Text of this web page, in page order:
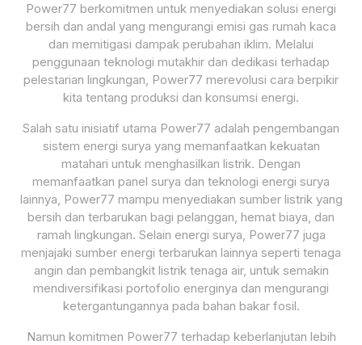
Power77 berkomitmen untuk menyediakan solusi energi
bersih dan andal yang mengurangi emisi gas rumah kaca
dan memitigasi dampak perubahan iklim. Melalui
penggunaan teknologi mutakhir dan dedikasi terhadap
pelestarian lingkungan, Power77 merevolusi cara berpikir
kita tentang produksi dan konsumsi energi.
Salah satu inisiatif utama Power77 adalah pengembangan
sistem energi surya yang memanfaatkan kekuatan
matahari untuk menghasilkan listrik. Dengan
memanfaatkan panel surya dan teknologi energi surya
lainnya, Power77 mampu menyediakan sumber listrik yang
bersih dan terbarukan bagi pelanggan, hemat biaya, dan
ramah lingkungan. Selain energi surya, Power77 juga
menjajaki sumber energi terbarukan lainnya seperti tenaga
angin dan pembangkit listrik tenaga air, untuk semakin
mendiversifikasi portofolio energinya dan mengurangi
ketergantungannya pada bahan bakar fosil.
Namun komitmen Power77 terhadap keberlanjutan lebih